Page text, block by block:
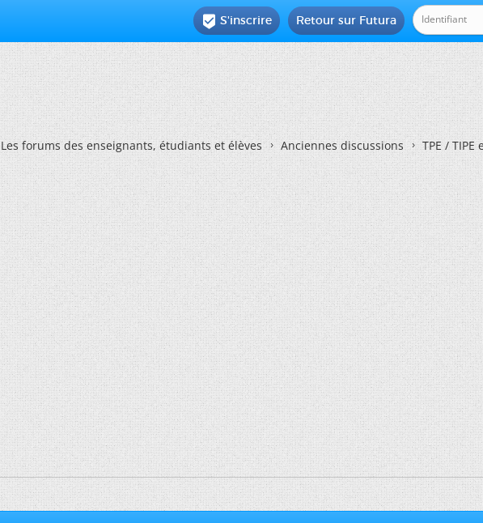
Retour sur Futura
 S'inscrire
Les forums des enseignants, étudiants et élèves Anciennes discussions TPE /